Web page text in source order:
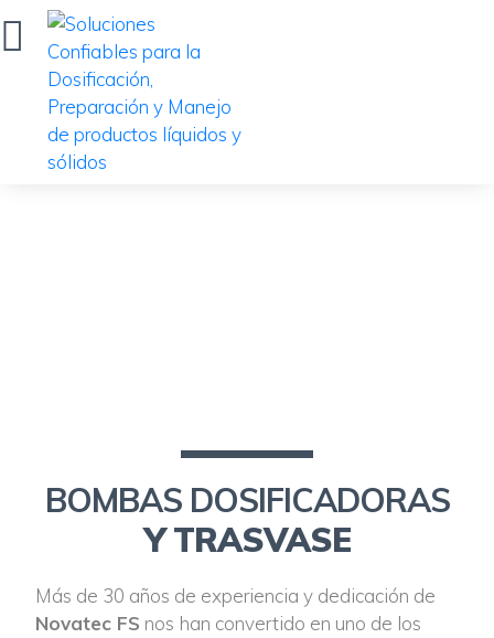
BOMBAS DOSIFICADORAS
Y TRASVASE
Más de 30 años de experiencia y dedicación de
Novatec FS nos han convertido en uno de los